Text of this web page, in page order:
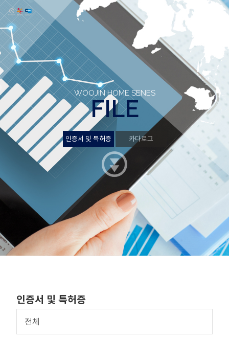
WOOJIN HOME SENES
FILE
인증서 및 특허증
인증서 및 특허증 카다로그
인증서 및 특허증
전체